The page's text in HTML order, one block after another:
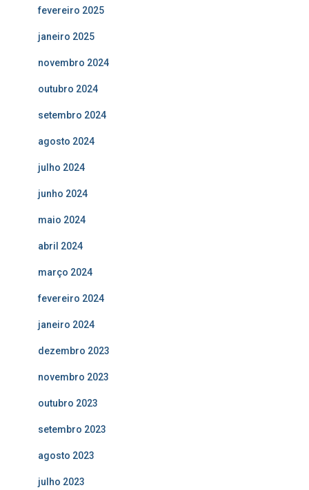
fevereiro 2025
janeiro 2025
novembro 2024
outubro 2024
setembro 2024
agosto 2024
julho 2024
junho 2024
maio 2024
abril 2024
março 2024
fevereiro 2024
janeiro 2024
dezembro 2023
novembro 2023
outubro 2023
setembro 2023
agosto 2023
julho 2023